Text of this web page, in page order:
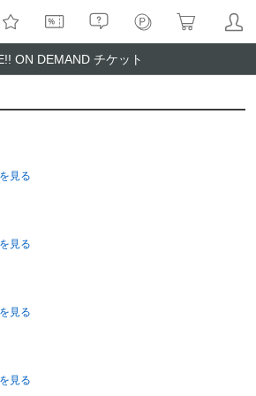
ON DEMAND チケット
見る
見る
見る
見る